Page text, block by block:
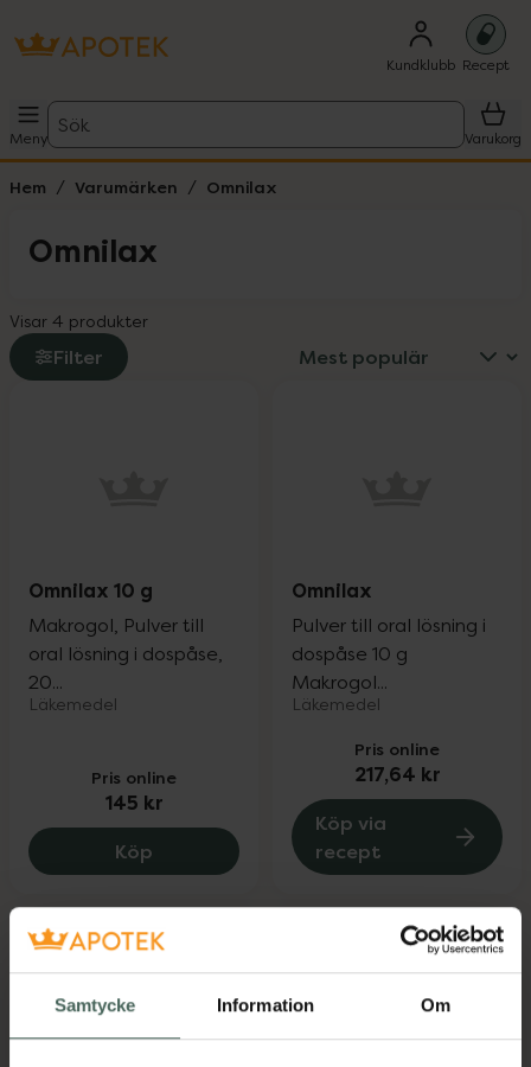
Samtycke Information Om
Kundklubb Recept
Meny
Sök
Varukorg
Hem Varumärken Omnilax
Omnilax
Visar 4 produkter
Filter
Omnilax 10 g
Makrogol, Pulver till
oral lösning i dospåse,
20...
Läkemedel
Pris online
145 kr
Köp Omnilax 10 g, 145 kr.
Omnilax
Pulver till oral lösning i
dospåse 10 g
Makrogol...
Läkemedel
Pris online
217,64 kr
Köp via
recept